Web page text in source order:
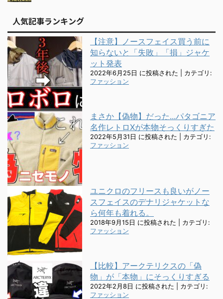
人気記事ランキング
【注意】ノースフェイス買う前に
知らないと「失敗」「損」ジャケ
ット発表
2022年6月25日 に投稿された
カテゴリ:
ファッション
まさか【偽物】だった...パタゴニア
名作レトロXが本物そっくりすぎた
2022年5月31日 に投稿された
カテゴリ:
ファッション
ユニクロのフリースも良いがノー
スフェイスのデナリジャケットな
ら何年も着れる。
2018年9月15日 に投稿された
カテゴリ:
ファッション
【比較】アークテリクスの「偽
物」が「本物」にそっくりすぎる
2022年2月8日 に投稿された
カテゴリ:
ファッション